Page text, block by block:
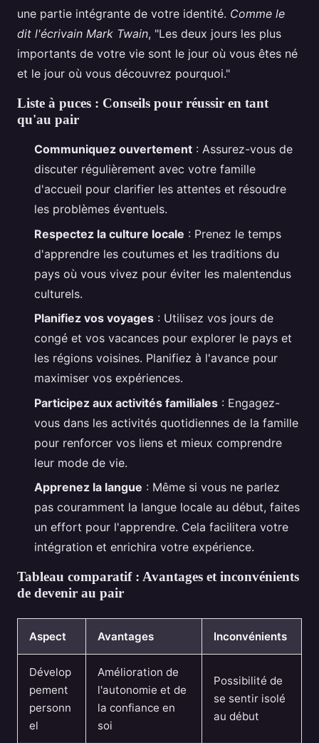
une partie intégrante de votre identité. Comme le
dit l'écrivain Mark Twain, "Les deux jours les plus
importants de votre vie sont le jour où vous êtes né
et le jour où vous découvrez pourquoi."
Liste à puces : Conseils pour réussir en tant
qu'au pair
Communiquez ouvertement : Assurez-vous de
discuter régulièrement avec votre famille
d'accueil pour clarifier les attentes et résoudre
les problèmes éventuels.
Respectez la culture locale : Prenez le temps
d'apprendre les coutumes et les traditions du
pays où vous vivez pour éviter les malentendus
culturels.
Planifiez vos voyages : Utilisez vos jours de
congé et vos vacances pour explorer le pays et
les régions voisines. Planifiez à l'avance pour
maximiser vos expériences.
Participez aux activités familiales : Engagez-
vous dans les activités quotidiennes de la famille
pour renforcer vos liens et mieux comprendre
leur mode de vie.
Apprenez la langue : Même si vous ne parlez
pas couramment la langue locale au début, faites
un effort pour l'apprendre. Cela facilitera votre
intégration et enrichira votre expérience.
Tableau comparatif : Avantages et inconvénients
de devenir au pair
Aspect Avantages Inconvénients
Dévelop
pement
personn
el
Amélioration de
l'autonomie et de
la confiance en
soi
Possibilité de
se sentir isolé
au début